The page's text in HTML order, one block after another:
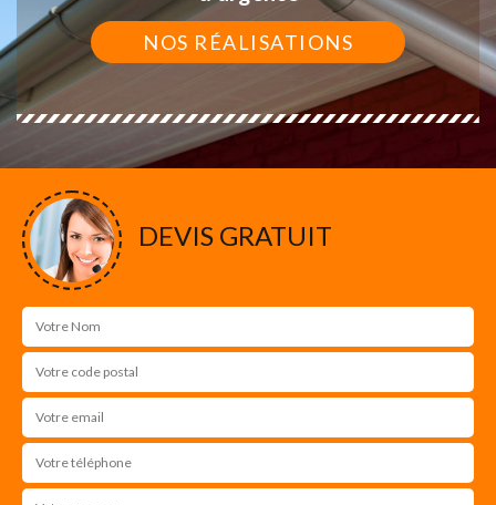
NOS RÉALISATIONS
DEVIS GRATUIT